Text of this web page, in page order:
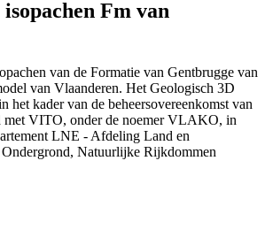
Fm van
van de Formatie van Gentbrugge van
van Vlaanderen. Het Geologisch 3D
het kader van de beheersovereenkomst van
met VITO, onder de noemer VLAKO, in
LNE - Afdeling Land en
Natuurlijke Rijkdommen